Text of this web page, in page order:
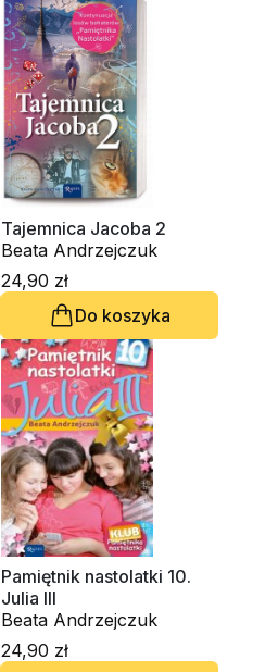
Tajemnica Jacoba 2
Beata Andrzejczuk
24,90 zł
Do koszyka
Pamiętnik nastolatki 10.
Julia III
Beata Andrzejczuk
24,90 zł